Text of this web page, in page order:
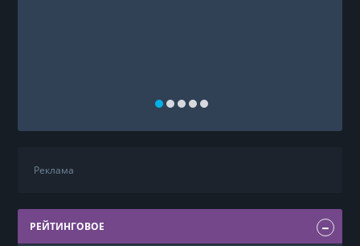
Реклама
РЕЙТИНГОВОЕ